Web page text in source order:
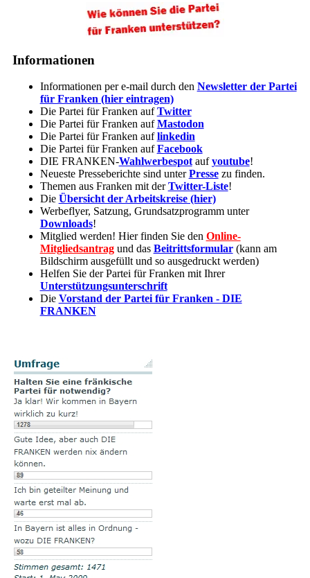
Informationen
Informationen per e-mail durch den Newsletter der Partei
für Franken (hier eintragen)
Die Partei für Franken aufTwitter
Die Partei für Franken aufMastodon
Die Partei für Franken auflinkedin
Die Partei für Franken aufFacebook
DIE FRANKEN-Wahlwerbespotaufyoutube!
Neueste Presseberichte sind unterPressezu finden.
Themen aus Franken mit derTwitter-Liste!
Die Übersicht der Arbeitskreise (hier)
Werbeflyer, Satzung, Grundsatzprogramm unter
Downloads!
Mitglied werden! Hier finden Sie den Online-
Mitgliedsantragund das Beitrittsformular(kann am
Bildschirm ausgefüllt und so ausgedruckt werden)
Helfen Sie der Partei für Franken mit Ihrer
Unterstützungsunterschrift
Die Vorstand der Partei für Franken - DIE
FRANKEN